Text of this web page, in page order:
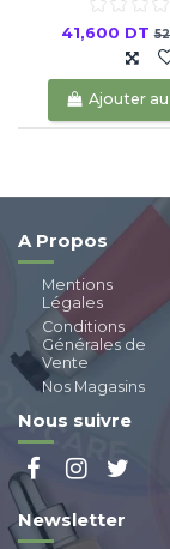
41,600 DT
Ajouter
A Propos
Mentions
Légales
Conditions
Générales de
Vente
Nos Magasins
Nous suivre
Newsletter